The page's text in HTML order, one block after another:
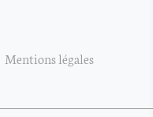
Mentions légales